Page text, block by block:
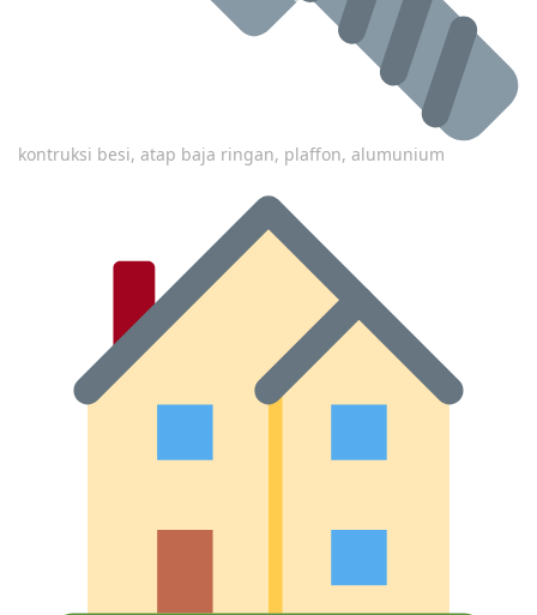
kontruksi besi, atap baja ringan, plaffon, alumunium